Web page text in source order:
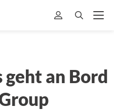
geht an Bord